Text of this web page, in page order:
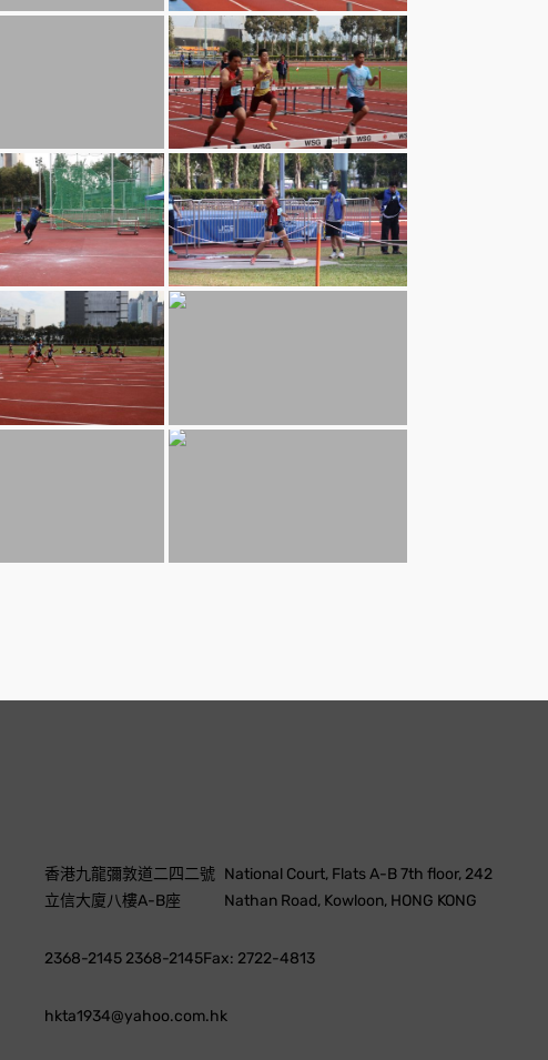
香港九龍彌敦道二四二號
立信大廈八樓A-B座
National Court, Flats A-B 7th floor, 242
Nathan Road, Kowloon, HONG KONG
2368-2145 2368-2145Fax: 2722-4813
hkta1934@yahoo.com.hk